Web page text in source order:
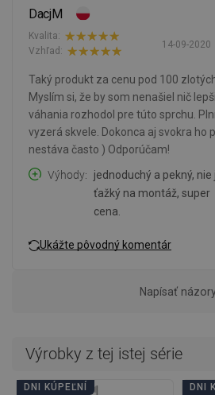
DacjM
14-09-2020
Kvalita:
Vzhľad:
Taký produkt za cenu pod 100
Myslím si, že by som nenašiel nič
váhania rozhodol pre túto sprchu.
vyzerá skvele. Dokonca aj svokra ho
nestáva často ) Odporúčam!
Výhody
jednoduchý a pekný, nie
ťažký na montáž, super
cena.
Ukážte pôvodný komentár
Napísať
Výrobky z tej istej série
DNI KÚPEĽNÍ DNI